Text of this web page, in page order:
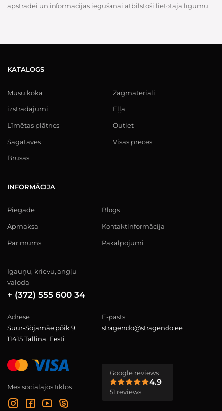
apstrādei un informācijas iegūšanai atbilstoši lietotāja līgumu
KATALOGS
Mūsu koka
izstrādājumi
Līmētas plātnes
Sagataves
Brusas
Zāģmateriāli
Eļļa
Outlet
Visas preces
INFORMĀCIJA
Piegāde
Apmaksa
Par mums
Blogs
Kontaktinformācija
Pakalpojumi
Igauņu, krievu, angļu
valoda
+ (372) 555 600 34
Adrese
Suur-Sõjamäe põik 9,
11415 Tallina, Eesti
E-pasts
stragendo@stragendo.ee
Mēs sociālajos tīklos
Google reviews
4.9
51 reviews